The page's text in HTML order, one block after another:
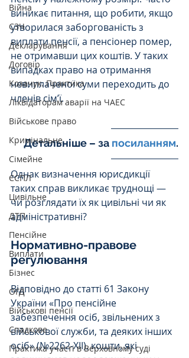
Війна
СЗЧ
Декларування
Договір
Козачук. Практика
Ліквідаторам аварії на ЧАЕС
Військове право
Кримінальне
Сімейне
ЄСПЛ
Цивільне
ДТП
Пенсійне
Виплати
Бізнес
ОГД
Військові пенсії
Спадкове
Практика участі в Верховному суді
виникає питання, що робити, якщо
утворилася заборгованість з
виплати пенсії, а пенсіонер помер,
не отримавши цих коштів. У таких
випадках право на отримання
невиплаченої суми переходить до
членів сім’ї.
Детальніше – за посиланням.
Однак визначення юрисдикції
таких справ викликає труднощі —
чи розглядати їх як цивільні чи як
адміністративні?
Нормативно-правове
регулювання
Відповідно до статті 61 Закону
України «Про пенсійне
забезпечення осіб, звільнених з
військової служби, та деяких інших
осіб» (№2262-ХІІ), кошти, які